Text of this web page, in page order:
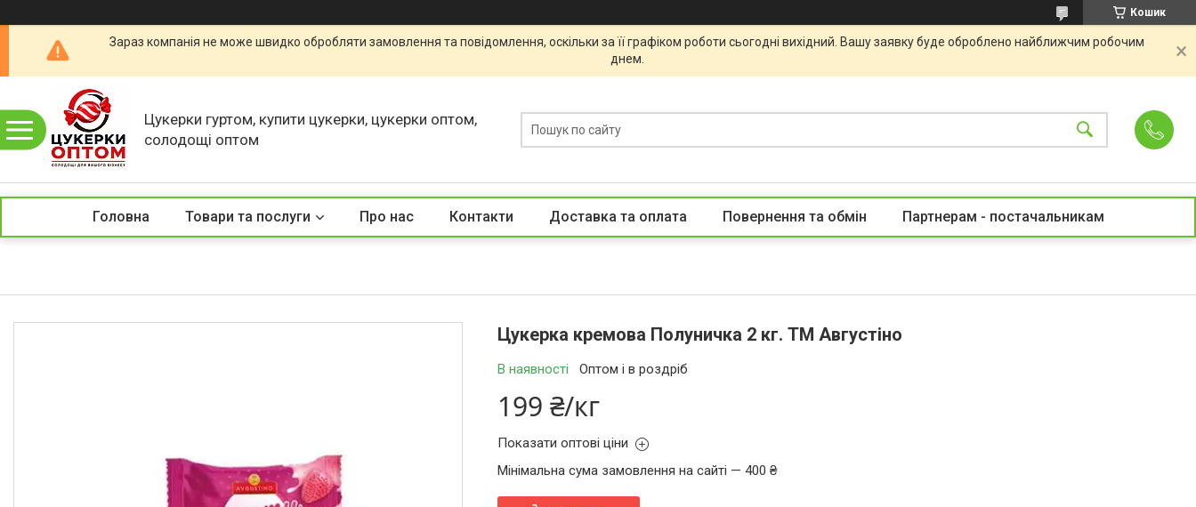
Кошик
Зараз компанія не може швидко обробляти замовлення та повідомлення, оскільки за її графіком роботи сьогодні вихідний. Вашу заявку буде оброблено найближчим робочим
днем.
Цукерки гуртом, купити цукерки, цукерки оптом,
солодощі оптом
Головна Товари та послуги Про нас Контакти Доставка та оплата Повернення та обмін Партнерам - постачальникам
Цукерка кремова Полуничка 2 кг. ТМ Августіно
В наявності Оптом і в роздріб
199 ₴/кг
Показати оптові ціни
Мінімальна сума замовлення на сайті — 400 ₴